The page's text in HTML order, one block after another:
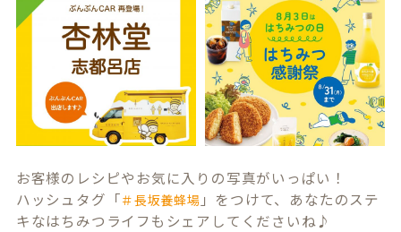
お客様のレシピやお気に入りの写真がいっぱい！
ハッシュタグ「＃長坂養蜂場 」をつけて、あなたのステ
キなはちみつライフもシェアしてくださいね♪